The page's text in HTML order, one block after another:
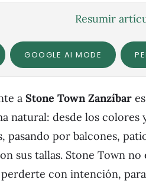
Resumir
GOOGLE AI MODE
a Stone Town Zanzíbar
natural: desde los
pasando por balcones,
sus tallas. Stone Town no
con intención,